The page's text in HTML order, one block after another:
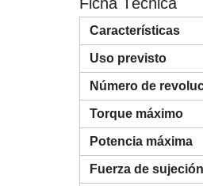
Características
Uso previsto
Número de
Torque máximo
Potencia máxima
Fuerza de